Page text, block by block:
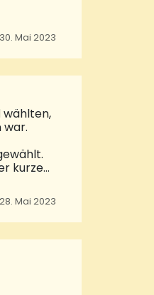
bereits
30. Mai 2023
wählten,
war.
kurzen
28. Mai 2023